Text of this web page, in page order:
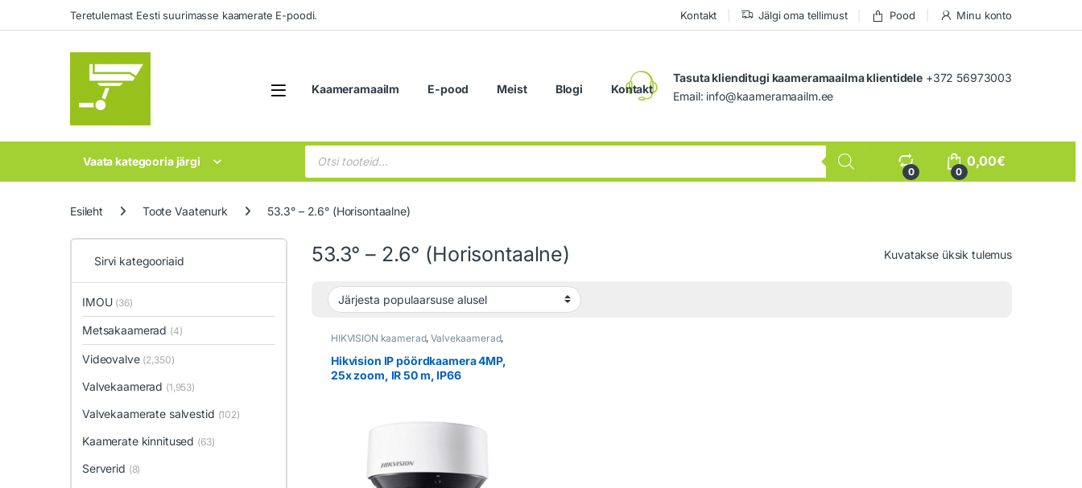
Liikuge navigeerimise juurde
Mine sisu juurdeTeretulemast Eesti suurimasse kaamerate E-poodi. Kontakt Jälgi oma tellimust Pood Minu konto
Open Kaameramaailm E-pood Meist Blogi Kontakt
Tasuta klienditugi kaameramaailma klientidele+372 56973003
Email: info@kaameramaailm.ee
Vaata kategooria järgi
Products search
0 0
0,00€
Esileht Toote Vaatenurk 53.3° – 2.6° (Horisontaalne)
53.3° – 2.6° (Horisontaalne) Kuvatakse üksik tulemus
HIKVISION kaamerad,Valvekaamerad,
Hikvision IP pöördkaamera 4MP,
25x zoom, IR 50 m, IP66
Sirvi kategooriaid
IMOU (36)
Metsakaamerad (4)
Videovalve (2,350)
Valvekaamerad (1,953)
Valvekaamerate salvestid (102)
Kaamerate kinnitused (63)
Serverid (8)